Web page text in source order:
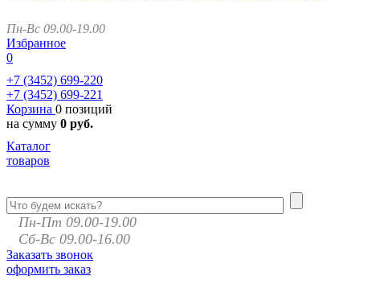
Пн-Вс 09.00-19.00
Избранное
0
+7 (3452) 699-220
+7 (3452) 699-221
Корзина 0 позиций
на сумму 0 руб.
Каталог
товаров
Пн-Пт 09.00-19.00
Сб-Вс 09.00-16.00
Заказать звонок
оформить заказ